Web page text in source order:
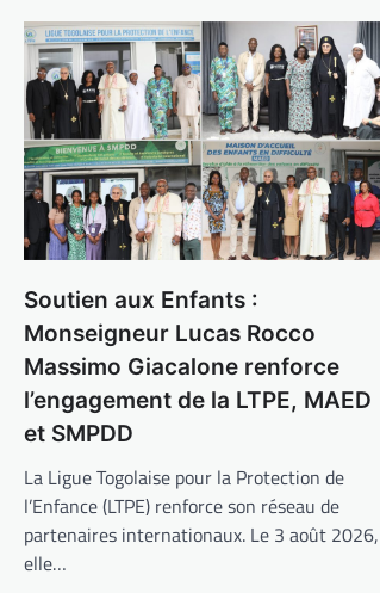
Soutien aux Enfants :
Monseigneur Lucas Rocco
Massimo Giacalone renforce
l’engagement de la LTPE, MAED
et SMPDD
La Ligue Togolaise pour la Protection de
l’Enfance (LTPE) renforce son réseau de
partenaires internationaux. Le 3 août 2026,
elle…